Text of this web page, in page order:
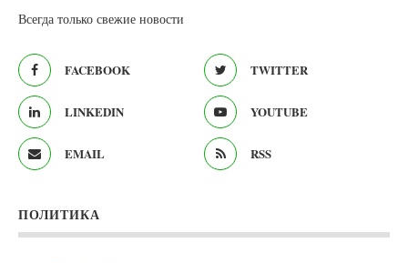
Всегда только свежие новости
FACEBOOK TWITTER
LINKEDIN YOUTUBE
EMAIL RSS
ПОЛИТИКА